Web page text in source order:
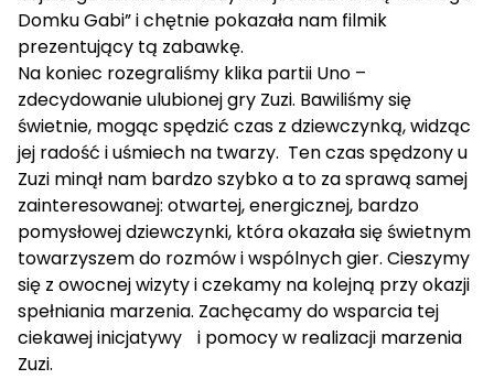
Domku Gabi” i chętnie pokazała nam filmik
prezentujący tą zabawkę.
Na koniec rozegraliśmy klika partii Uno –
zdecydowanie ulubionej gry Zuzi. Bawiliśmy się
świetnie, mogąc spędzić czas z dziewczynką, widząc
jej radość i uśmiech na twarzy. Ten czas spędzony u
Zuzi minął nam bardzo szybko a to za sprawą samej
zainteresowanej: otwartej, energicznej, bardzo
pomysłowej dziewczynki, która okazała się świetnym
towarzyszem do rozmów i wspólnych gier. Cieszymy
się z owocnej wizyty i czekamy na kolejną przy okazji
spełniania marzenia. Zachęcamy do wsparcia tej
ciekawej inicjatywy i pomocy w realizacji marzenia
Zuzi.